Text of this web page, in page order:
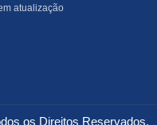
atualização
os Direitos Reservados.